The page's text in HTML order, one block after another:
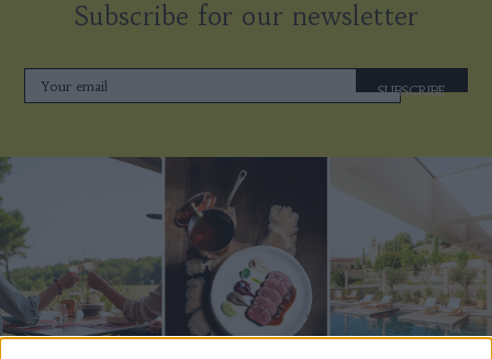
Subscribe for our newsletter
SUBSCRIBE